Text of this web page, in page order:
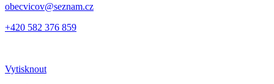
obecvicov@seznam.cz
+420 582 376 859
Vytisknout